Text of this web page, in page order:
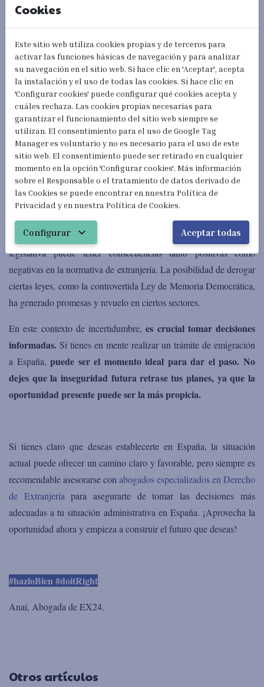
la Unión Europea y de otros Estados parte en el Acuerdo sobre el
Este Real Decreto transpone laDirectiva2004/38/CE, del
Parlamento Europeo y del Consejo, de 29 de abril de 2004,que
establece las condiciones de entrada, salida y residencia de los
familiares de ciudadanos españoles y europeos.
Este ámbito normativoestá más protegidoy los cambios que
pueden realizarse están limitados al cumplimiento de lo
establecido por Europa. Por lo que genera una mayor tranquilidad
y seguridad jurídica a los solicitantes.
En síntesis, un cambio de Gobierno o cualquier modificación
legislativa puede tener consecuenciastanto positivas como
negativasen la normativa de extranjería. La posibilidad de derogar
ciertas leyes, como la controvertida Ley de Memoria Democrática,
ha generado promesas y revuelo en ciertos sectores.
En este contexto de incertidumbre,es crucial tomar decisiones
informadas. Si tienes en mente realizar un trámite de emigración
a España,puede ser el momento ideal para dar el paso. No
dejes que la inseguridad futura retrase tus planes, ya que la
oportunidad presente puede ser la más propicia.
Si tienes claro que deseas establecerte en España,la situación
actual puede ofrecer un camino claro y favorable, pero siempre es
recomendable asesorarse con abogados especializados en Derecho
de Extranjería para asegurarte de tomar las decisiones más
adecuadas a tu situación administrativa en España. ¡Aprovecha la
oportunidad ahora y empieza a construir el futuro que deseas!
#hazloBien #doitRight
Anaí, Abogada de EX24.
Otros artículos
Cookies
Este sitio web utiliza cookies propias y de terceros para
activar las funciones básicas de navegación y para analizar
su navegación en el sitio web. Si hace clic en 'Aceptar', acepta
la instalación y el uso de todas las cookies. Si hace clic en
'Configurar cookies' puede configurar qué cookies acepta y
cuáles rechaza. Las cookies propias necesarias para
garantizar el funcionamiento del sitio web siempre se
utilizan. El consentimiento para el uso de Google Tag
Manager es voluntario y no es necesario para el uso de este
sitio web. El consentimiento puede ser retirado en cualquier
momento en la opción 'Configurar cookies'. Más información
sobre el Responsable o el tratamiento de datos derivado de
las Cookies se puede encontrar en nuestra Política de
Privacidad y en nuestra Política de Cookies.
Configurar expand_more Aceptar todas